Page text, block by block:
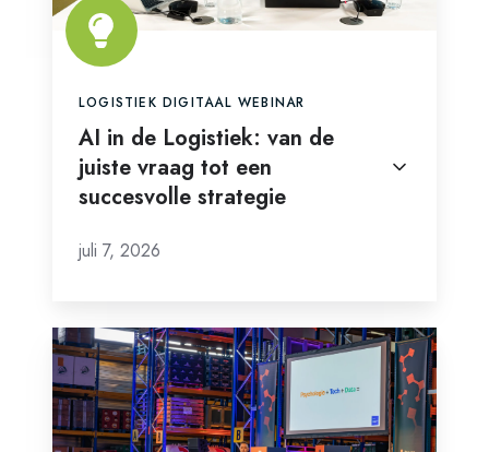
juiste
vraag
een
succesvolle
strategie
LOGISTIEK DIGITAAL WEBINAR
AI in de Logistiek: van de
juiste vraag tot een
succesvolle strategie
juli 7, 2026
Dag
van
Digitalisering:
Klaar